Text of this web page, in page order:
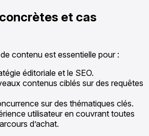
et cas
contenu est essentielle pour :
éditoriale et le SEO.
contenus ciblés sur des requêtes
sur des thématiques clés.
utilisateur en couvrant toutes
d’achat.